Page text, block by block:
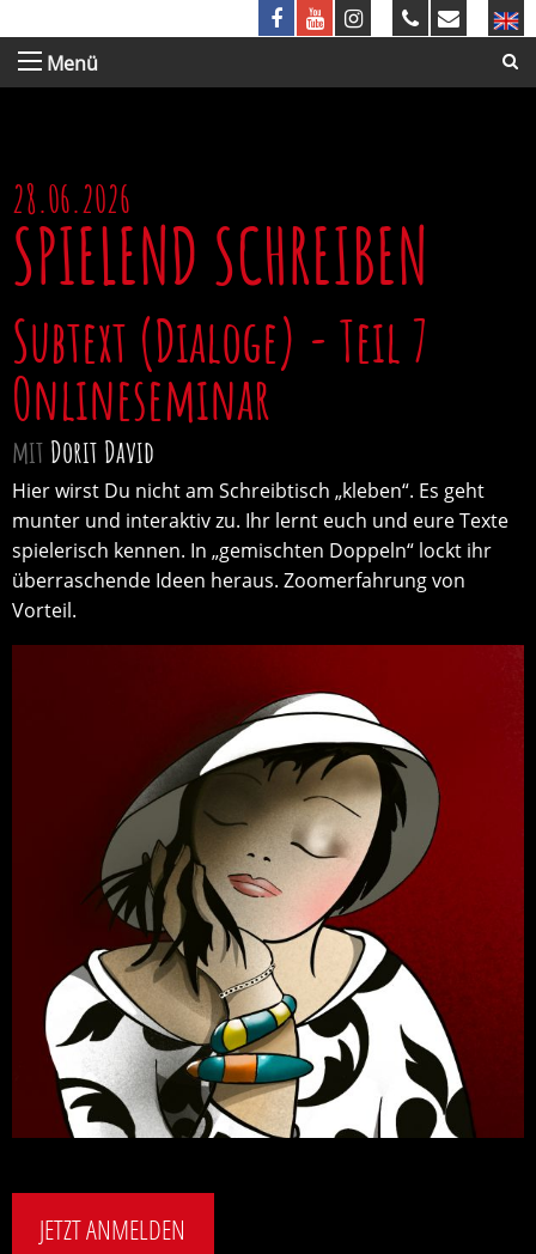
Menü
28.06.2026
SPIELEND SCHREIBEN
Subtext (Dialoge) - Teil 7
Onlineseminar
mit Dorit David
Hier wirst Du nicht am Schreibtisch „kleben“. Es geht
munter und interaktiv zu. Ihr lernt euch und eure Texte
spielerisch kennen. In „gemischten Doppeln“ lockt ihr
überraschende Ideen heraus. Zoomerfahrung von
Vorteil.
JETZT ANMELDEN